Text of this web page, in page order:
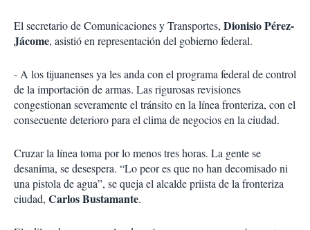
El secretario de Comunicaciones y Transportes, Dionisio Pérez-
Jácome, asistió en representación del gobierno federal.
- A los tijuanenses ya les anda con el programa federal de control
de la importación de armas. Las rigurosas revisiones
congestionan severamente el tránsito en la línea fronteriza, con el
consecuente deterioro para el clima de negocios en la ciudad.
Cruzar la línea toma por lo menos tres horas. La gente se
desanima, se desespera. “Lo peor es que no han decomisado ni
una pistola de agua”, se queja el alcalde priista de la fronteriza
ciudad, Carlos Bustamante.